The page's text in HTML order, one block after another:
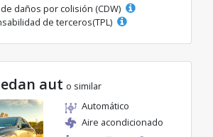
daños por colisión (CDW)
de terceros(TPL)
aut o similar
Automático
Aire acondicionado